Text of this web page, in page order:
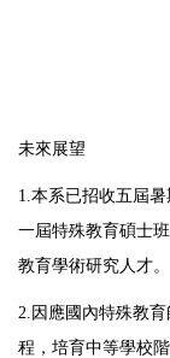
未來展望
1.本系已招收五屆
一屆特殊教育碩士
教育學術研究人才。
2.因應國內特殊教
程，培育中等學校